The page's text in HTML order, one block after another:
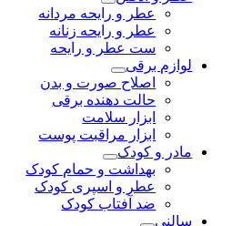
عطر و رایحه مردانه
عطر و رایحه زنانه
ست عطر و رایحه
لوازم برقی
اصلاح صورت و بدن
حالت دهنده برقی
ابزار سلامت
ابزار مراقبت پوست
مادر و کودک
بهداشت و حمام کودک
عطر و اسپری کودک
ضد آفتاب کودک
سالنی